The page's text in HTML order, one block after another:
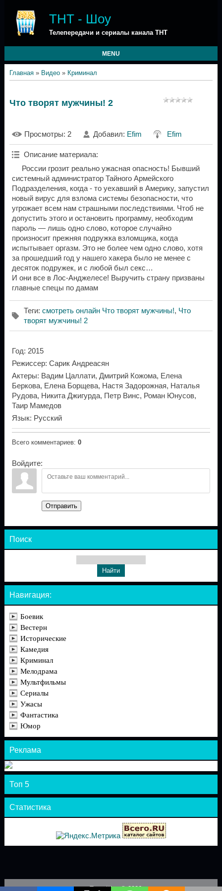
ТНТ - Шоу
Телепередачи и сериалы канала ТНТ
MENU
Главная» Видео» Криминал
Что творят мужчины! 2
Просмотры: 2 Добавил: Efim Efim
Описание материала:
России грозит реально ужасная опасность! Бывший
системный администратор Тайного Армейского
Подразделения, когда - то уехавший в Америку, запустил
новый вирус для взлома системы безопасности, что
угрожает всем нам страшными последствиями. Чтоб не
допустить этого и остановить программу, необходим
пароль — лишь одно слово, которое случайно
произносит прежняя подружка взломщика, когда
испытывает оргазм. Это не более чем одно слово, хотя
за прошедший год у нашего хакера было не менее с
десяток подружек, и с любой был секс…
И они все в Лос-Анджелесе! Выручить страну призваны
главные спецы по дамам
Теги: смотреть онлайн Что творят мужчины!, Что
творят мужчины! 2
Год: 2015
Режиссер: Сарик Андреасян
Актеры: Вадим Цаллати, Дмитрий Кожома, Елена
Беркова, Елена Борщева, Настя Задорожная, Наталья
Рудова, Никита Джигурда, Петр Винс, Роман Юнусов,
Таир Мамедов
Язык: Русский
Всего комментариев: 0
Войдите:
Отправить
Поиск
Навигация:
Боевик
Вестерн
Исторические
Камедия
Криминал
Мелодрама
Мультфильмы
Сериалы
Ужасы
Фантастика
Юмор
Реклама
Топ 5
Статистика
Теле-Шоу © 2026